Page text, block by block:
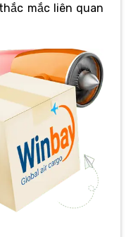
mắc liên quan